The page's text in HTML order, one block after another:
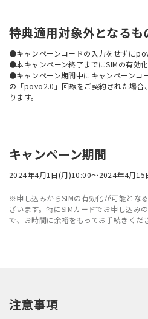
特典適用対象外となるも
●キャンペーンコードの入力をせずに
●本キャンペーン終了までにSIMの有効
●キャンペーン期間中にキャンペーンコ
の「povo2.0」回線をご契約された場合
ります。
キャンペーン期間
2024年4月1日(月)10:00～2024年4月15
※申し込みからSIMの有効化が可能とな
ざいます。特にSIMカードでお申し込み
で、お時間に余裕をもってお手続きくだ
注意事項